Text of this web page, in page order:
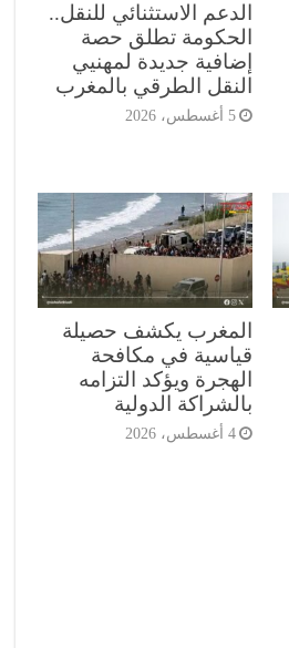
الدعم الاستثنائي للنقل..
الحكومة تطلق حصة
إضافية جديدة لمهنيي
النقل الطرقي بالمغرب
5 أغسطس، 2026
المغرب يكشف حصيلة
قياسية في مكافحة
الهجرة ويؤكد التزامه
بالشراكة الدولية
4 أغسطس، 2026